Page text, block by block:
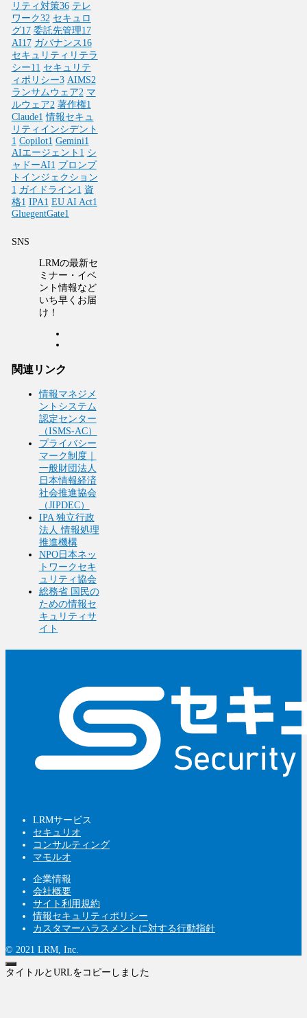
リティ対策36 テレ
ワーク32 セキュロ
グ17 委託先管理17
AI17 ガバナンス 16
セキュリティリテラ
シー11 セキュリテ
ィポリシー3 AIMS2
ランサムウェア2 マ
ルウェア2 著作権1
Claude1 情報セキュ
リティインシデント
1 Copilot1 Gemini1
AIエージェント 1 シ
ャドーAI1 プロンプ
トインジェクション
1 ガイドライン1 資
格1 IPA1 EU AI Act1
GluegentGate1
SNS
LRMの最新セ
ミナー・イベ
ント情報など
いち早くお届
け！
関連リンク
情報マネジメ
ントシステム
認定センター
（ISMS-AC）
プライバシー
マーク制度｜
一般財団法人
日本情報経済
社会推進協会
（JIPDEC）
IPA 独立行政
法人 情報処理
推進機構
NPO日本ネッ
トワークセキ
ュリティ協会
総務省 国民の
ための情報セ
キュリティサ
イト
LRMサービス
セキュリオ
コンサルティング
マモルオ
企業情報
会社概要
サイト利用規約
情報セキュリティポリシー
カスタマーハラスメントに対する行動指針
© 2021 LRM, Inc.
タイトルとURLをコピーしました